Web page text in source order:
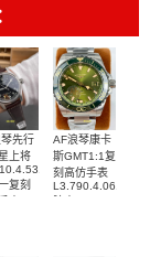
先行
上将
复刻
AF浪琴康卡
斯GMT1:1复
刻高仿手表
L3.790.4.06.6